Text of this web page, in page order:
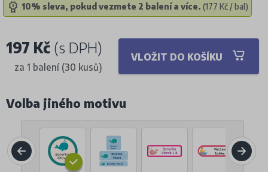
10% sleva, pokud vezmete 2 balení a více. (177 Kč / bal)
197 Kč (s DPH)
za 1 balení (30 kusů)
VLOŽIT DO KOŠÍKU
Volba jiného motivu